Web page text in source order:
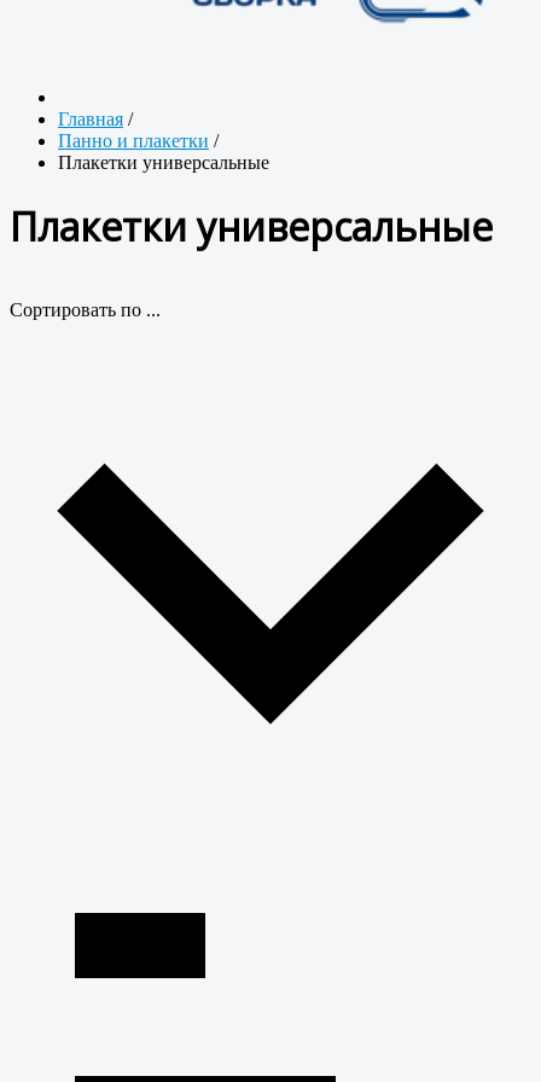
Главная /
Панно и плакетки /
Плакетки универсальные
Плакетки универсальные
Сортировать по ...